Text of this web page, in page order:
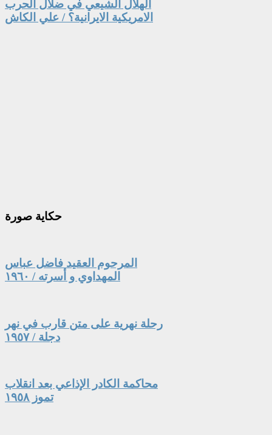
الهلال الشيعي في ضلال الحرب
الامريكية الايرانية؟ / علي الكاش
حكاية صورة
المرحوم العقيد فاضل عباس
المهداوي و أسرته / ١٩٦٠
رحلة نهرية على متن قارب في نهر
دجلة / ١٩٥٧
محاكمة الكادر الإذاعي بعد انقلاب
تموز ١٩٥٨